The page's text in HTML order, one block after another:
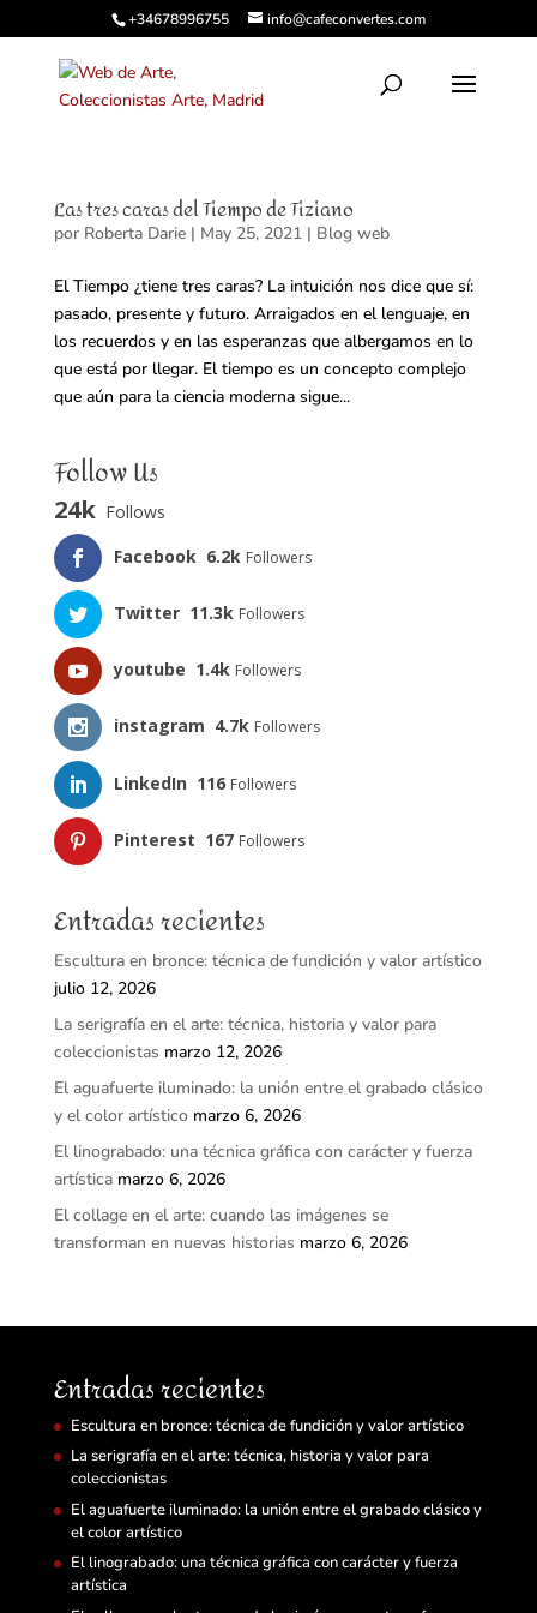
+34678996755 info@cafeconvertes.com
Las tres caras del Tiempo de Tiziano
por Roberta Darie| May 25, 2021| Blog web
El Tiempo ¿tiene tres caras? La intuición nos dice que sí:
pasado, presente y futuro. Arraigados en el lenguaje, en
los recuerdos y en las esperanzas que albergamos en lo
que está por llegar. El tiempo es un concepto complejo
que aún para la ciencia moderna sigue...
Follow Us
24k Follows
Facebook 6.2k Followers
Twitter 11.3k Followers
youtube 1.4k Followers
instagram 4.7k Followers
LinkedIn 116 Followers
Pinterest 167 Followers
Entradas recientes
Escultura en bronce: técnica de fundición y valor artístico
julio 12, 2026
La serigrafía en el arte: técnica, historia y valor para
coleccionistas marzo 12, 2026
El aguafuerte iluminado: la unión entre el grabado clásico
y el color artístico marzo 6, 2026
El linograbado: una técnica gráfica con carácter y fuerza
artística marzo 6, 2026
El collage en el arte: cuando las imágenes se
transforman en nuevas historias marzo 6, 2026
Entradas recientes
Escultura en bronce: técnica de fundición y valor artístico
La serigrafía en el arte: técnica, historia y valor para
coleccionistas
El aguafuerte iluminado: la unión entre el grabado clásico y
el color artístico
El linograbado: una técnica gráfica con carácter y fuerza
artística